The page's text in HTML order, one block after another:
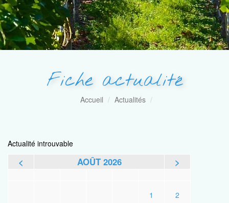
Fiche actualité
Accueil Actualités
Actualité introuvable
< AOÛT 2026 >
1
2